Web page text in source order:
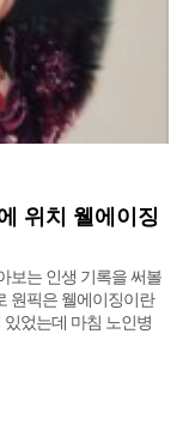
위치 웰에이징
보는 인생 기록을 써볼
있었는데 마침 노인병